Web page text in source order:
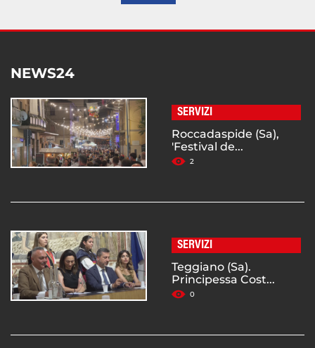
NEWS24
SERVIZI
Roccadaspide (Sa),
'Festival de...
2
SERVIZI
Teggiano (Sa).
Principessa Cost...
0